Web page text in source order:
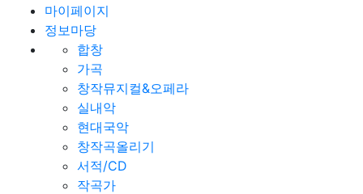
마이페이지
정보마당
합창
가곡
창작뮤지컬&오페라
실내악
현대국악
창작곡올리기
서적/CD
작곡가